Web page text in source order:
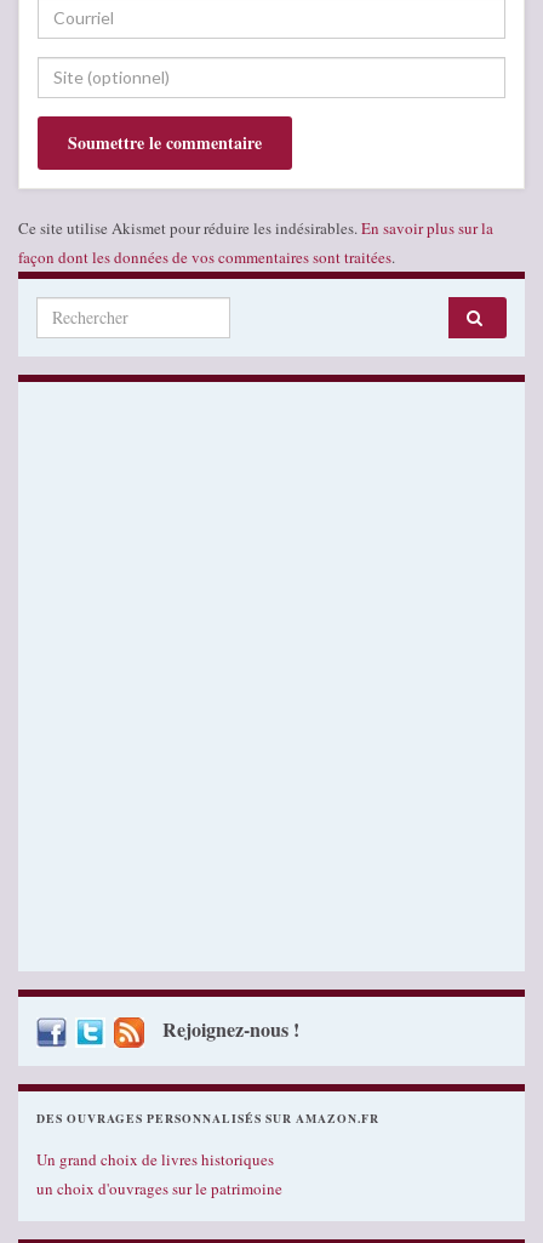
Ce site utilise Akismet pour réduire les indésirables. En savoir plus sur la
façon dont les données de vos commentaires sont traitées.
Search for:
Rejoignez-nous !
DES OUVRAGES PERSONNALISÉS SUR AMAZON.FR
Un grand choix de livres historiques
un choix d'ouvrages sur le patrimoine